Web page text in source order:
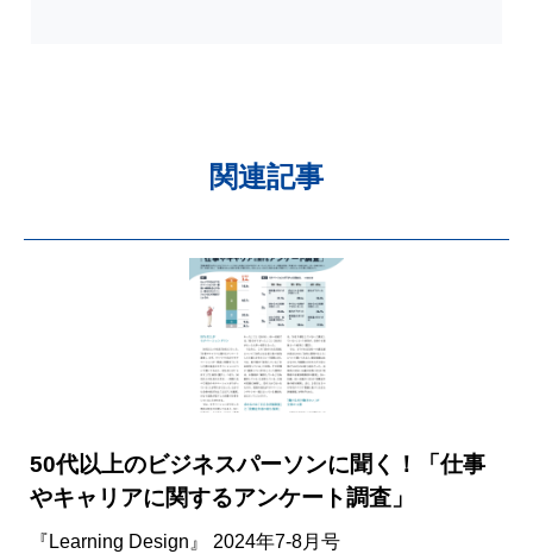
関連記事
50代以上のビジネスパーソンに聞く！「仕事
やキャリアに関するアンケート調査」
『Learning Design』 2024年7-8月号